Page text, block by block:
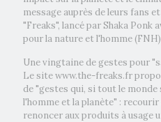
message auprès de leurs fans
"Freaks", lancé par Shaka Ponk
pour la nature et l'homme
Une vingtaine de gestes pour
Le site www.the-freaks.fr
de "gestes qui, si tout le
l'homme et la planète" :
renoncer aux produits à usage